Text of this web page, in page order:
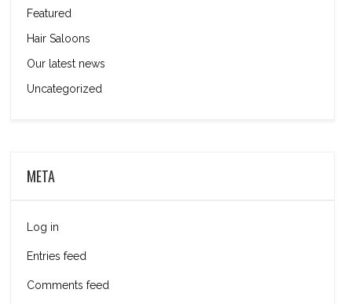
Featured
Hair Saloons
Our latest news
Uncategorized
META
Log in
Entries feed
Comments feed